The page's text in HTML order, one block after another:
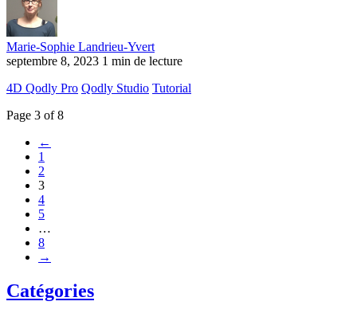
Marie-Sophie Landrieu-Yvert
septembre 8, 2023 1 min de lecture
4D Qodly Pro Qodly Studio Tutorial
Page 3 of 8
←
1
2
3
4
5
…
8
→
Catégories